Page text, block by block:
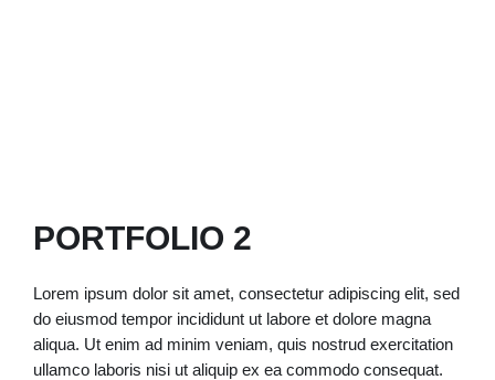
PORTFOLIO 2
Lorem ipsum dolor sit amet, consectetur adipiscing elit, sed
do eiusmod tempor incididunt ut labore et dolore magna
aliqua. Ut enim ad minim veniam, quis nostrud exercitation
ullamco laboris nisi ut aliquip ex ea commodo consequat.